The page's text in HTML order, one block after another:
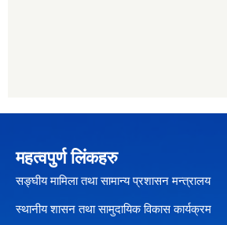
महत्वपुर्ण लिंकहरु
सङ्घीय मामिला तथा सामान्य प्रशासन मन्त्रालय
स्थानीय शासन तथा सामुदायिक विकास कार्यक्रम